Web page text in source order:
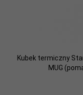
Kubek termiczny
MUG